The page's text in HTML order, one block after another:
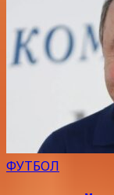
ФУТБОЛ